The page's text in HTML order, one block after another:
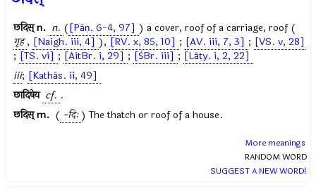
छदिस्n. n. ([Pāṇ. 6-4, 97] ) a cover, roof of a carriage, roof (
गृह , [Naigh. iii, 4] ), [RV. x, 85, 10] ; [AV. iii, 7, 3] ; [VS. v, 28]
; [TS. vi] ; [AitBr. i, 29] ; [ŚBr. iii] ; [Lāṭy. i, 2, 22]
iii; [Kathās. ii, 49]
छादिषेय cf. .
छदिस्m. ( -दिः) The thatch or roof of a house.
More meanings
RANDOM WORD
SUGGEST A NEW WORD!